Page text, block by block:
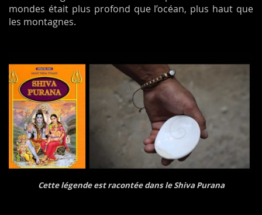
mondes était plus profond que l’océan, plus haut que
les montagnes.
Cette légende est racontée dans le Shiva Purana